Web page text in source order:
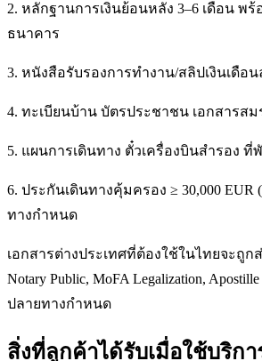
2. หลักฐานการเงินย้อนหลัง 3–6 เดือน พ
ธนาคาร
3. หนังสือรับรองการทำงาน/สลิปเงินเดือน
4. ทะเบียนบ้าน บัตรประชาชน เอกสารส
5. แผนการเดินทาง ตั๋วเครื่องบินสำรอง ที่
6. ประกันเดินทางคุ้มครอง ≥ 30,000 EUR
ทางกำหนด
เอกสารต่างประเทศที่ต้องใช้ในไทยจะถูก
Notary Public, MoFA Legalization,
ปลายทางกำหนด
สิ่งที่ลูกค้าได้รับเมื่อใช้บริก